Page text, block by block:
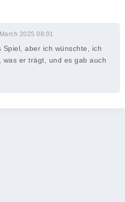
2025 08:01
Spiel, aber ich wünschte, ich
was er trägt, und es gab auch